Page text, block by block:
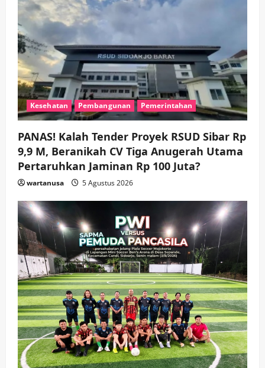
Kesehatan Pembangunan Pemerintahan
PANAS! Kalah Tender Proyek RSUD Sibar Rp
9,9 M, Beranikah CV Tiga Anugerah Utama
Pertaruhkan Jaminan Rp 100 Juta?
wartanusa 5 Agustus 2026